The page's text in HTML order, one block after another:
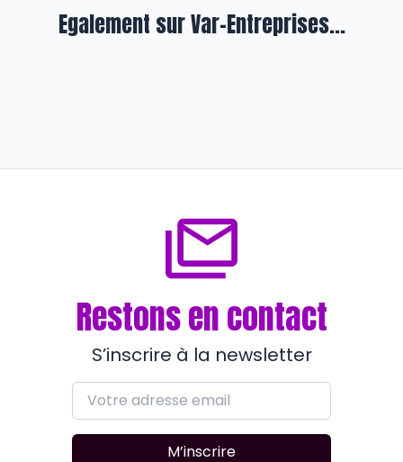
Egalement sur Var-Entreprises...
Restons en contact
S’inscrire à la newsletter
M’inscrire